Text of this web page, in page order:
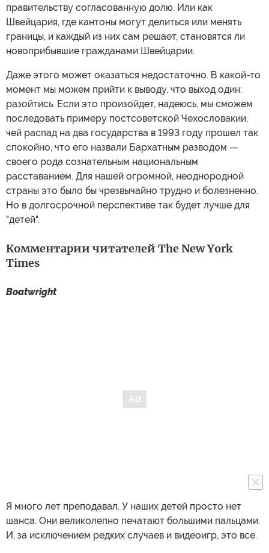
правительству согласованную долю. Или как
Швейцария, где кантоны могут делиться или менять
границы, и каждый из них сам решает, становятся ли
новоприбывшие гражданами Швейцарии.
Даже этого может оказаться недостаточно. В какой-то
момент мы можем прийти к выводу, что выход один:
разойтись. Если это произойдет, надеюсь, мы сможем
последовать примеру постсоветской Чехословакии,
чей распад на два государства в 1993 году прошел так
спокойно, что его назвали Бархатным разводом —
своего рода сознательным национальным
расставанием. Для нашей огромной, неоднородной
страны это было бы чрезвычайно трудно и болезненно.
Но в долгосрочной перспективе так будет лучше для
"детей".
Комментарии читателей The New York
Times
Boatwright
Я много лет преподавал. У наших детей просто нет
шанса. Они великолепно печатают большими пальцами.
И, за исключением редких случаев и видеоигр, это все.